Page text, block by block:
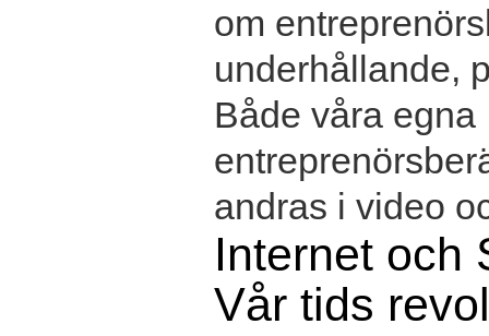
om
underhållande,
Både våra egna
andras i video
Internet och
Vår tids